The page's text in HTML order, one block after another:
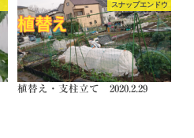
スナップエンドウ
植替え・支柱立て 2020.2.29